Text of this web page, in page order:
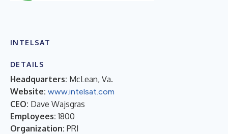
INTELSAT
DETAILS
Headquarters: McLean, Va.
Website: www.intelsat.com
CEO: Dave Wajsgras
Employees: 1800
Organization: PRI